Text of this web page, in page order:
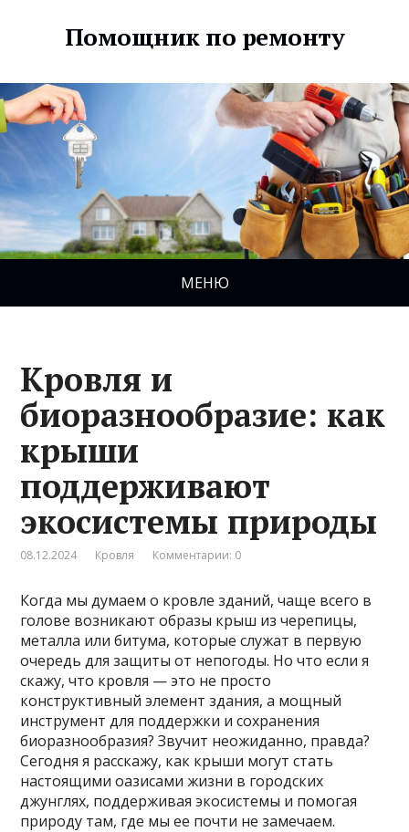
Помощник по ремонту
МЕНЮ
Кровля и
биоразнообразие: как
крыши
поддерживают
экосистемы природы
08.12.2024 Кровля Комментарии: 0
Когда мы думаем о кровле зданий, чаще всего в
голове возникают образы крыш из черепицы,
металла или битума, которые служат в первую
очередь для защиты от непогоды. Но что если я
скажу, что кровля — это не просто
конструктивный элемент здания, а мощный
инструмент для поддержки и сохранения
биоразнообразия? Звучит неожиданно, правда?
Сегодня я расскажу, как крыши могут стать
настоящими оазисами жизни в городских
джунглях, поддерживая экосистемы и помогая
природу там, где мы ее почти не замечаем.